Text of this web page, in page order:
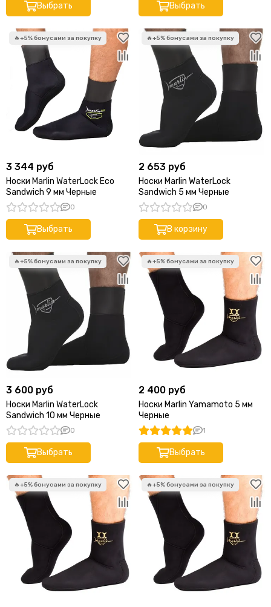
Выбрать Выбрать
3 344 руб
Носки Marlin WaterLock Eco
Sandwich 9 мм Черные
0
Выбрать
2 653 руб
Носки Marlin WaterLock
Sandwich 5 мм Черные
0
В корзину
3 600 руб
Носки Marlin WaterLock
Sandwich 10 мм Черные
0
Выбрать
2 400 руб
Носки Marlin Yamamoto 5 мм
Черные
1
Выбрать